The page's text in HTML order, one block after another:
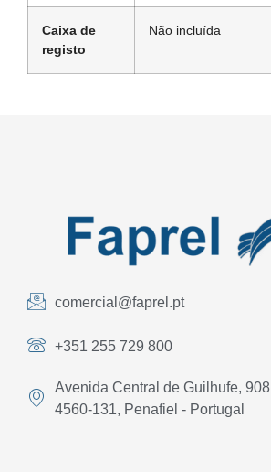
Caixa de
registo
Não incluída
comercial@faprel.pt
+351 255 729 800
Avenida Central de Guilhufe, 908
4560-131, Penafiel - Portugal